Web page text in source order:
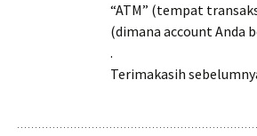
“ATM” (tempat
(dimana account Anda
.
Terimakasih